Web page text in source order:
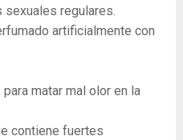
sexuales regulares.
artificialmente con
matar mal olor en la
contiene fuertes